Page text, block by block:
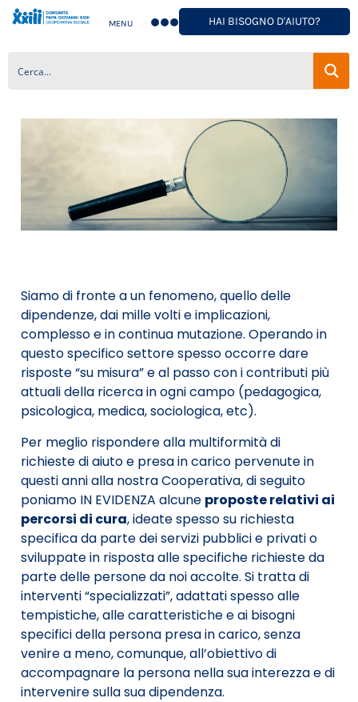
MENU HAI BISOGNO D'AIUTO?
Siamo di fronte a un fenomeno, quello delle
dipendenze, dai mille volti e implicazioni,
complesso e in continua mutazione. Operando in
questo specifico settore spesso occorre dare
risposte “su misura” e al passo con i contributi più
attuali della ricerca in ogni campo (pedagogica,
psicologica, medica, sociologica, etc).
Per meglio rispondere alla multiformità di
richieste di aiuto e presa in carico pervenute in
questi anni alla nostra Cooperativa, di seguito
poniamo IN EVIDENZA alcune proposte relativi ai
percorsi di cura, ideate spesso su richiesta
specifica da parte dei servizi pubblici e privati o
sviluppate in risposta alle specifiche richieste da
parte delle persone da noi accolte. Si tratta di
interventi “specializzati”, adattati spesso alle
tempistiche, alle caratteristiche e ai bisogni
specifici della persona presa in carico, senza
venire a meno, comunque, all’obiettivo di
accompagnare la persona nella sua interezza e di
intervenire sulla sua dipendenza.